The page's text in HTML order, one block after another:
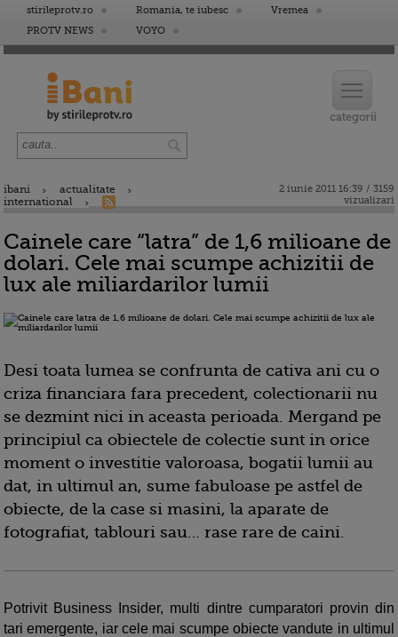
stirileprotv.ro Romania, te iubesc
Vremea
PROTV NEWS
VOYO
ibani
actualitate
international
2 iunie 2011 16:39 / 3159
vizualizari
Cainele care “latra” de 1,6 milioane de
dolari. Cele mai scumpe achizitii de
lux ale miliardarilor lumii
Desi toata lumea se confrunta de cativa ani cu o
criza financiara fara precedent, colectionarii nu
se dezmint nici in aceasta perioada. Mergand pe
principiul ca obiectele de colectie sunt in orice
moment o investitie valoroasa, bogatii lumii au
dat, in ultimul an, sume fabuloase pe astfel de
obiecte, de la case si masini, la aparate de
fotografiat, tablouri sau… rase rare de caini.
Potrivit Business Insider, multi dintre cumparatori provin din
tari emergente, iar cele mai scumpe obiecte vandute in ultimul